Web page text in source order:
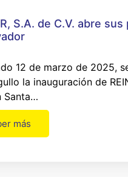
S.A. de C.V. abre
12 de marzo de 2025,
la inauguración de
Santa…
más